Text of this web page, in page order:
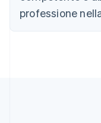
professione
English